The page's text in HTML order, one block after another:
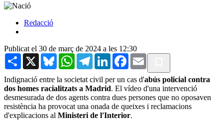
Redacció
Publicat el 30 de març de 2024 a les 12:30
Share X BlueskyWhatsAppTelegramLinkedInFacebook
Email
Indignació entre la societat civil per un cas d'abús policial contra
dos homes racialitzats a Madrid. El vídeo d'una intervenció
desmesurada de dos agents contra dues persones que no oposaven
resistència ha provocat una onada de queixes i reclamacions
d'explicacions al Ministeri de l'Interior.